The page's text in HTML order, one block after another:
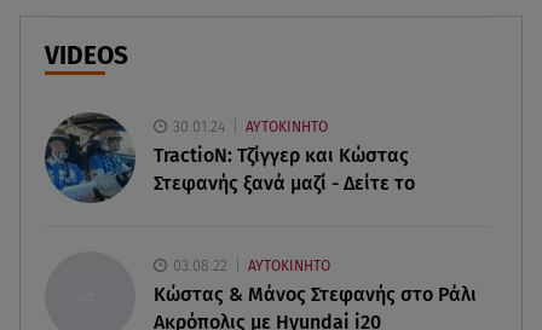
ξεκινούν οι πληρωμές στους αγρότες
06.08.26 , 12:29
Wars στη Disneyland
06.08.26 , 12:08
06.08.26 , 12:05
«Νταντάδες της γειτονιάς»: Πώς μπορούν οι
VIDEOS
30.01.24 ΑΥΤΟΚΙΝΗΤΟ
TractioN: Τζίγγερ και Κώστας
Στεφανής ξανά μαζί - Δείτε το
03.08.22 ΑΥΤΟΚΙΝΗΤΟ
Κώστας & Μάνος Στεφανής στο Ράλι
Ακρόπολις με Hyundai i20